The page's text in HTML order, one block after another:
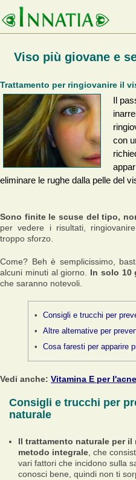
Viso più giovane e
Trattamento per ringiovanire il
Il
con
eliminare le rughe dalla pelle del
Sono finite le scuse del tipo,
per vedere i risultati,
troppo sforzo.
Come? Beh è semplicissimo,
alcuni minuti al giorno. In solo 10
che saranno notevoli.
Consigli e trucchi per
Altre alternative per
Cosa faresti per apparire
Vedi anche: Vitamina E per
Consigli e trucchi per
naturale
Il trattamento naturale per
metodo integrale , che
vari fattori che incidono sulla
conosci bene, quindi non ti